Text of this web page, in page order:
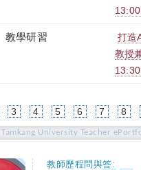
教學研習
打造
教授
3 4 5 6 7 8
Tamkang University Teacher
教師歷程問與答: